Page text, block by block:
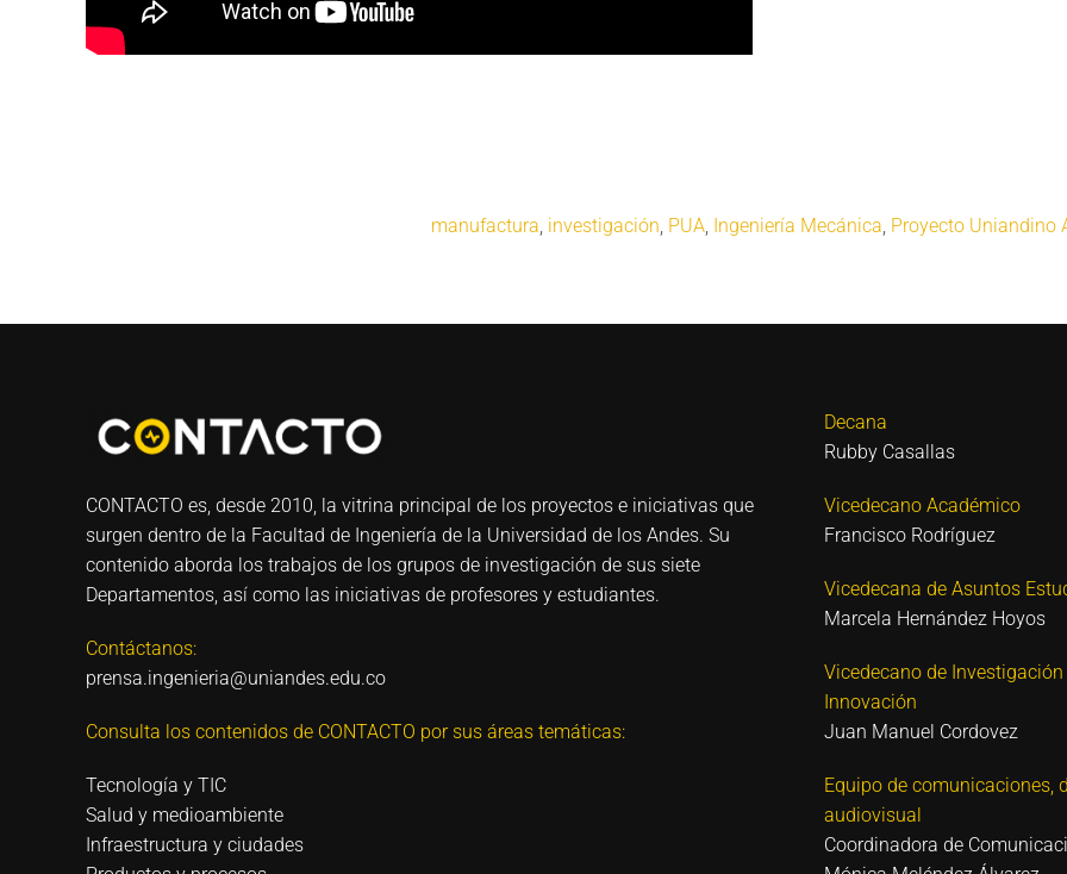
manufactura, investigación, PUA, Ingeniería Mecánica, Proyecto Uniandino
CONTACTO es, desde 2010, la vitrina principal de los proyectos e iniciativas que
surgen dentro de la Facultad de Ingeniería de la Universidad de los Andes. Su
contenido aborda los trabajos de los grupos de investigación de sus siete
Departamentos, así como las iniciativas de profesores y estudiantes.
Contáctanos:
prensa.ingenieria@uniandes.edu.co
Consulta los contenidos de CONTACTO por sus áreas temáticas:
Tecnología y TIC
Salud y medioambiente
Infraestructura y ciudades
Decana
Rubby Casallas
Vicedecano Académico
Francisco Rodríguez
Vicedecana de Asuntos
Marcela Hernández Hoyos
Vicedecano de Investigación
Innovación
Juan Manuel Cordovez
Equipo de comunicaciones,
audiovisual
Coordinadora de